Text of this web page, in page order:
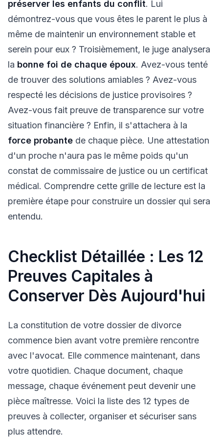
préserver les enfants du conflit. Lui
démontrez-vous que vous êtes le parent le plus à
même de maintenir un environnement stable et
serein pour eux ? Troisièmement, le juge analysera
la bonne foi de chaque époux. Avez-vous tenté
de trouver des solutions amiables ? Avez-vous
respecté les décisions de justice provisoires ?
Avez-vous fait preuve de transparence sur votre
situation financière ? Enfin, il s'attachera à la
force probante de chaque pièce. Une attestation
d'un proche n'aura pas le même poids qu'un
constat de commissaire de justice ou un certificat
médical. Comprendre cette grille de lecture est la
première étape pour construire un dossier qui sera
entendu.
Checklist Détaillée : Les 12
Preuves Capitales à
Conserver Dès Aujourd'hui
La constitution de votre dossier de divorce
commence bien avant votre première rencontre
avec l'avocat. Elle commence maintenant, dans
votre quotidien. Chaque document, chaque
message, chaque événement peut devenir une
pièce maîtresse. Voici la liste des 12 types de
preuves à collecter, organiser et sécuriser sans
plus attendre.